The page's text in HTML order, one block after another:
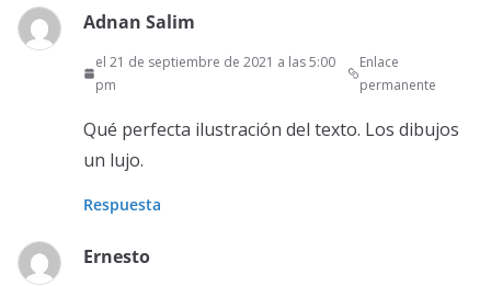
Adnan Salim
el 21 de septiembre de 2021 a las 5:00
pm
Enlace
permanente
Qué perfecta ilustración del texto. Los dibujos
un lujo.
Respuesta
Ernesto